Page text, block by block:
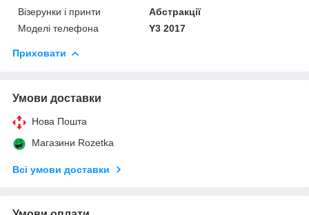
Візерунки і принти
Абстракції
Моделі телефона
Y3 2017
Приховати
Умови доставки
Нова Пошта
Магазини Rozetka
Всі умови доставки